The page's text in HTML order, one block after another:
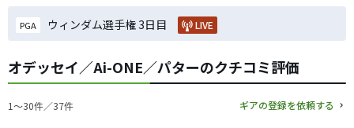
PGA ウィンダム選手権 3日目 LIVE
オデッセイ／Ai-ONE／パターのクチコミ評価
1〜30件／37件 ギアの登録を依頼する